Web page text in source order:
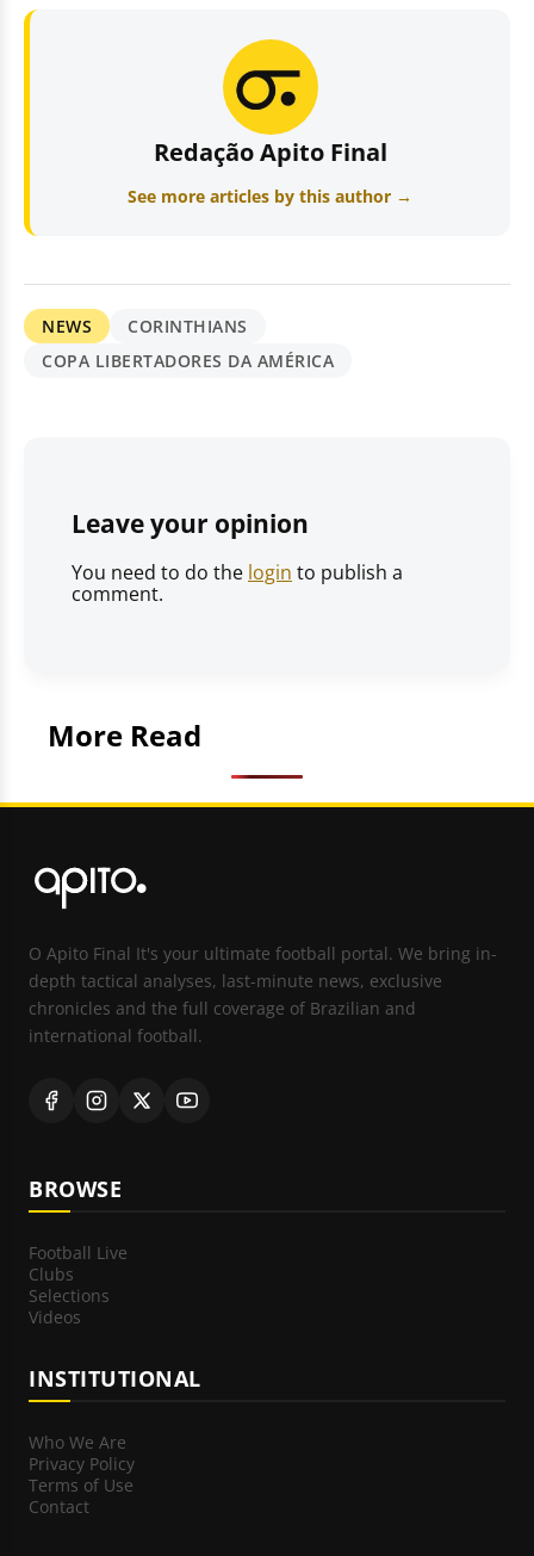
Redação Apito Final
See more articles by this author →
NEWS
CORINTHIANS
COPA LIBERTADORES DA AMÉRICA
Leave your opinion
You need to do the login to publish a
comment.
More Read
O Apito Final It's your ultimate football portal. We bring in-
depth tactical analyses, last-minute news, exclusive
chronicles and the full coverage of Brazilian and
international football.
BROWSE
Football Live
Clubs
Selections
Videos
INSTITUTIONAL
Who We Are
Privacy Policy
Terms of Use
Contact